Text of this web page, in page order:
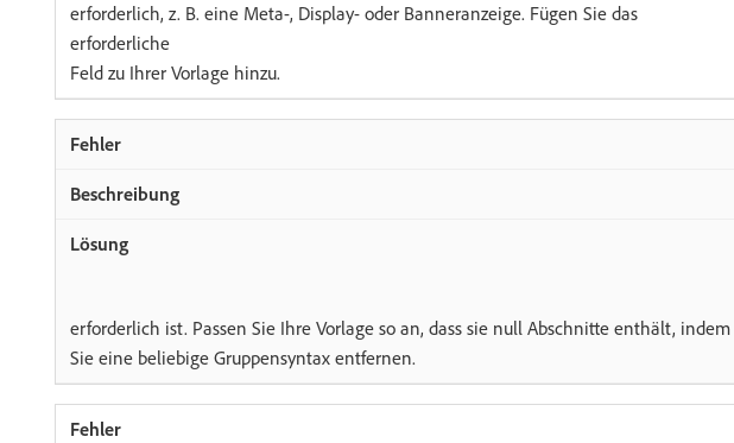
erforderlich, z. B. eine Meta-, Display- oder Banneranzeige. Fügen Sie das
erforderliche
Feld zu Ihrer Vorlage hinzu.
erforderlich ist. Passen Sie Ihre Vorlage so an, dass sie null Abschnitte enthält, indem
Sie eine beliebige Gruppensyntax entfernen.